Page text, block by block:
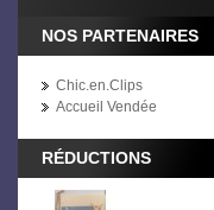
NOS PARTENAIRES
Chic.en.Clips
Accueil Vendée
RÉDUCTIONS